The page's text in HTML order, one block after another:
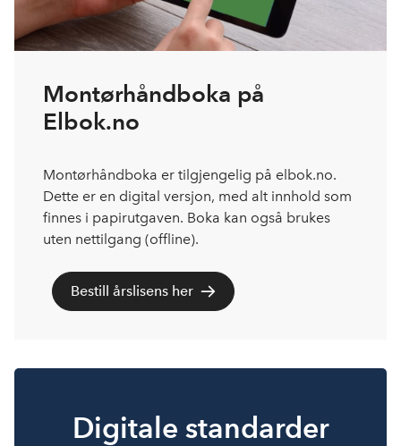
Montørhåndboka på
Elbok.no
Montørhåndboka er tilgjengelig på elbok.no.
Dette er en digital versjon, med alt innhold som
finnes i papirutgaven. Boka kan også brukes
uten nettilgang (offline).
Bestill årslisens her
Digitale standarder